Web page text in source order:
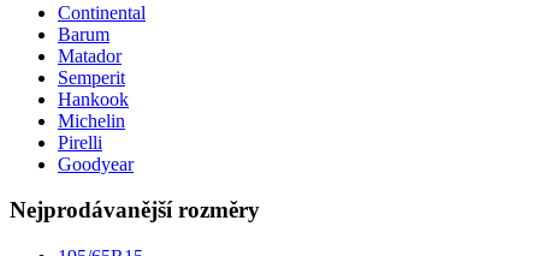
Continental
Barum
Matador
Semperit
Hankook
Michelin
Pirelli
Goodyear
Nejprodávanější rozměry